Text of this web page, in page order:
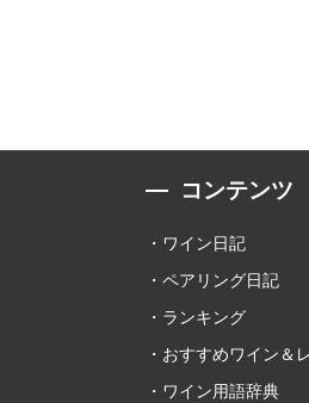
コンテンツ
ワイン日記
ペアリング日記
ランキング
おすすめワイン＆
ワイン用語辞典